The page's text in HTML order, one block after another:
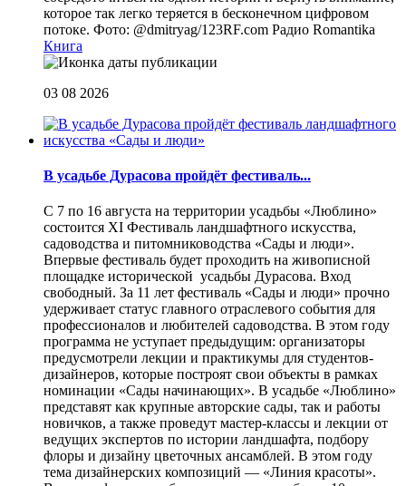
которое так легко теряется в бесконечном цифровом
потоке. Фото: @dmitryag/123RF.com Радио Romantika
Книга
03 08 2026
В усадьбе Дурасова пройдёт фестиваль...
С 7 по 16 августа на территории усадьбы «Люблино»
состоится XI Фестиваль ландшафтного искусства,
садоводства и питомниководства «Сады и люди».
Впервые фестиваль будет проходить на живописной
площадке исторической усадьбы Дурасова. Вход
свободный. За 11 лет фестиваль «Сады и люди» прочно
удерживает статус главного отраслевого события для
профессионалов и любителей садоводства. В этом году
программа не уступает предыдущим: организаторы
предусмотрели лекции и практикумы для студентов-
дизайнеров, которые построят свои объекты в рамках
номинации «Сады начинающих». В усадьбе «Люблино»
представят как крупные авторские сады, так и работы
новичков, а также проведут мастер-классы и лекции от
ведущих экспертов по истории ландшафта, подбору
флоры и дизайну цветочных ансамблей. В этом году
тема дизайнерских композиций — «Линия красоты».